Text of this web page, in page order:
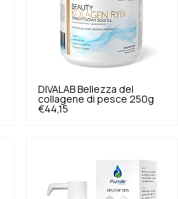
DIVALAB Bellezza del
collagene di pesce 250g
€44,15